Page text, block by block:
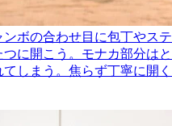
ボの合わせ目に包丁やステ
に開こう。モナカ部分はと
しまう。焦らず丁寧に開く